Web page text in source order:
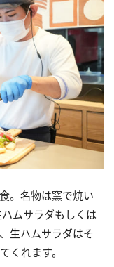
。名物は窯で焼い
ムサラダもしくは
生ハムサラダはそ
くれます。